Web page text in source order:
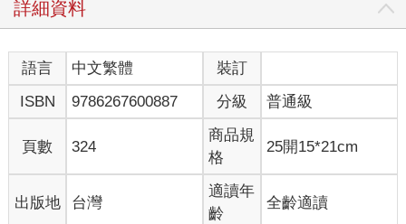
最後募到的款項更高。基於「反正金額不高」而捐款的人，實際
高的成果。
這個技巧也適用生意場合。不過，若是拜託對方，「一分鐘
就好了，請聽我說」，就要信守承諾，盡可能在一分鐘時結束。
若是對方願意進一步了解，或許就還有爭取的希望。
※請對照圖解：一分錢技巧＝以小小的請求取得承諾
詳細資料
語言 中文繁體
裝訂
ISBN
9786267600887 分級 普通級
頁數 324
商品規
格
25開15*21cm
出版地 台灣
適讀年
齡
全齡適讀